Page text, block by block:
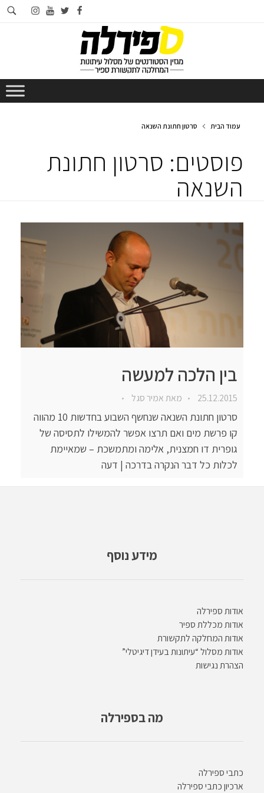
facebook
twitter
youtube
instagram
עמוד הבית סרטון חתונת השנאה
פוסטים: סרטון חתונת
השנאה
בין הלכה למעשה
25.12.2015 מאתאמיר סגל
סרטון חתונת השנאה שנחשף השבוע בחדשות 10 מהווה
קו פרשת מים ואם תרצו אפשר להמשילו לתסיסה של
גופרית דו חמצנית, אלימה ומתמשכת – שמאיימת
לכלות כל דבר הנקרה בדרכה | דעה
מידע נוסף
אודות ספירלה
אודות מכללת ספיר
אודות המחלקה לתקשורת
אודות מסלול “עיתונות בעידן דיגיטלי”
הצהרת נגישות
מה בספירלה
כתבי ספירלה
ארכיון כתבי ספירלה